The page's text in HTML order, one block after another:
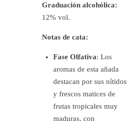
Graduación alcohólica:
12% vol.
Notas de cata:
Fase Olfativa: Los
aromas de esta añada
destacan por sus nítidos
y frescos matices de
frutas tropicales muy
maduras, con